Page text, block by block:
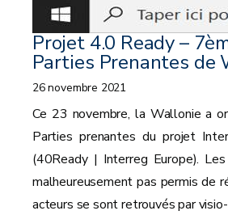
Projet 4.0 Ready –
Parties Prenantes de
26 novembre 2021
Ce 23 novembre, la Wallonie a
Parties prenantes du projet
(40Ready | Interreg Europe).
malheureusement pas permis de
acteurs se sont retrouvés par visio-